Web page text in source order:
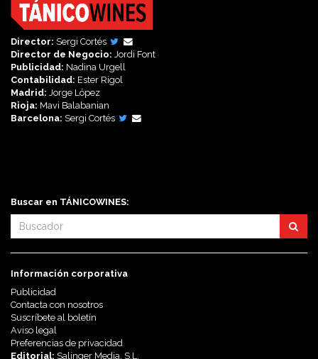
Director: Sergi Cortés
Director de Negocio: Jordi Font
Publicidad: Nadina Urgell
Contabilidad: Ester Rigol
Madrid: Jorge López
Rioja: Mavi Balabanian
Barcelona: Sergi Cortés
Buscar en TÁNICOWINES:
Información corporativa
Publicidad
Contacta con nosotros
Suscríbete al boletín
Aviso legal
Preferencias de privacidad
Editorial: Salinger Media, S.L.